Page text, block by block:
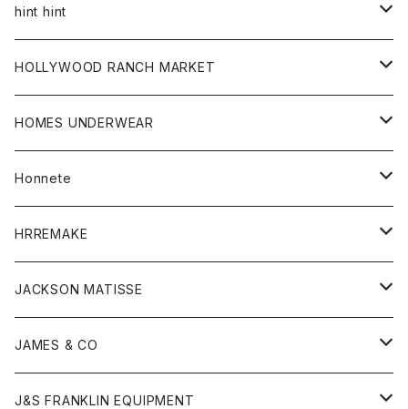
ジャケット
トップス
シャツ
カーディガン
ボトム
グッズ
帽子
帽子
hint hint
ストール
HOLLYWOOD RANCH MARKET
アウター
カーディガン
コート
アクセサリー
ウォレット
ストール
キッズ
Tシャツ
グッズ
アンダーウェア
靴
トップス
カーディガン
ボトム
HOMES UNDERWEAR
アウター
カーディガン
コート
キッズ
Tシャツ
ロンパース
グッズ
靴
ストール
トップス
カットソー
ボトム
Honnete
ブラウス
ワンピース
HRREMAKE
バック
キッズ
トレーナー
トップス
JACKSON MATISSE
Tシャツ
帽子
JAMES & CO
ボトム
J&S FRANKLIN EQUIPMENT